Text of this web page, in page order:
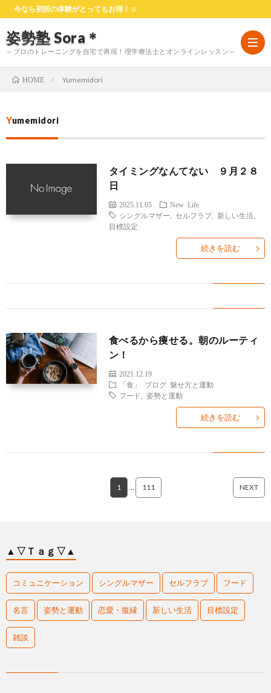
今なら初回の体験がとってもお得！☺
姿勢塾 Sora＊
～プロのトレーニングを自宅で再現！理学療法士とオンラインレッスン～
は
じ
て
へ
料
プ
客
の
声
よ
あ
る
問
レ
ー
ー
ブ
ロ
HOME Yumemidori
Yumemidori
タイミングなんてない ９月２８
日
2025.11.05
New Life
シングルマザー
セルフラブ, 新しい生活,
目標設定
続きを読む
食べるから痩せる。朝のルーティ
ン！
2021.12.19
「食」
ブログ 魅せ方と運動
フード
姿勢と運動
続きを読む
1 … 111 NEXT
▲▽Ｔａｇ▽▲
コミュニケーション シングルマザー セルフラブ フード
名言 姿勢と運動 恋愛・復縁 新しい生活 目標設定
雑談